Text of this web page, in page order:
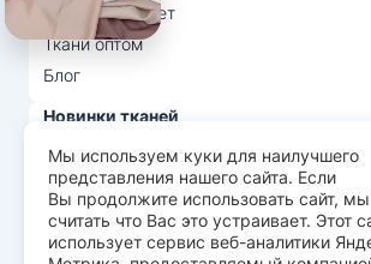
Личный кабинет
Ткани оптом
Блог
Новинки тканей
Распродажа тканей
Лидеры продаж
Мы используем куки для наилучшего
представления нашего сайта. Если
Вы продолжите использовать сайт,
считать что Вас это устраивает. Этот
использует сервис веб-аналитики